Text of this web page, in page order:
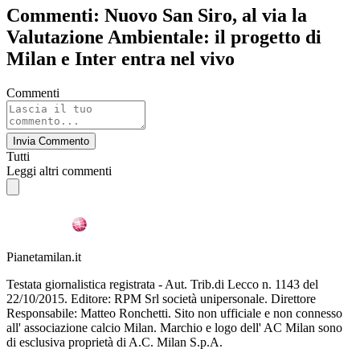
Commenti: Nuovo San Siro, al via la
Valutazione Ambientale: il progetto di
Milan e Inter entra nel vivo
Commenti
Invia Commento
Tutti
Leggi altri commenti
Pianetamilan.it
Testata giornalistica registrata - Aut. Trib.di Lecco n. 1143 del
22/10/2015. Editore: RPM Srl società unipersonale. Direttore
Responsabile: Matteo Ronchetti. Sito non ufficiale e non connesso
all' associazione calcio Milan. Marchio e logo dell' AC Milan sono
di esclusiva proprietà di A.C. Milan S.p.A.